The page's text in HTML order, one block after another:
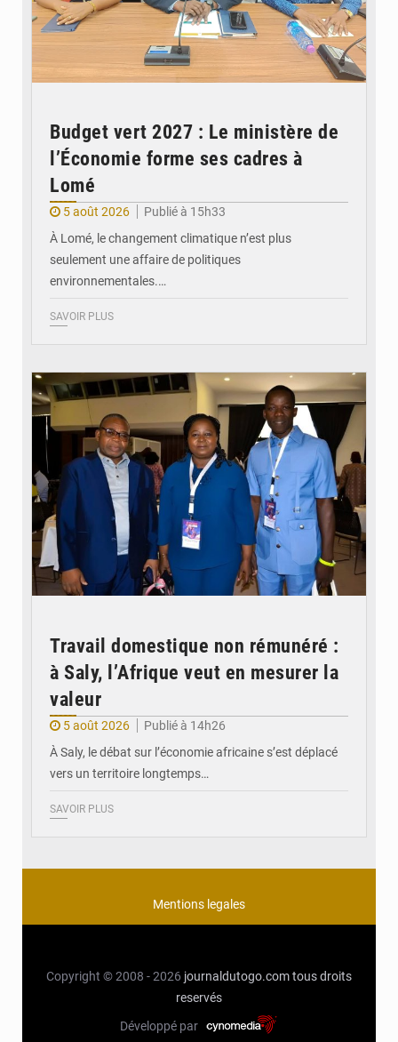
Budget vert 2027 : Le ministère de
l’Économie forme ses cadres à
Lomé
5 août 2026
Publié à 15h33
À Lomé, le changement climatique n’est plus
seulement une affaire de politiques
environnementales.…
SAVOIR PLUS
Travail domestique non rémunéré :
à Saly, l’Afrique veut en mesurer la
valeur
5 août 2026
Publié à 14h26
À Saly, le débat sur l’économie africaine s’est déplacé
vers un territoire longtemps…
SAVOIR PLUS
Mentions legales
Copyright © 2008 - 2026 journaldutogo.comtous droits
reservés
Développé par